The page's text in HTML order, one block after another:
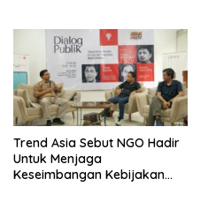
Trend Asia Sebut NGO Hadir
Untuk Menjaga
Keseimbangan Kebijakan